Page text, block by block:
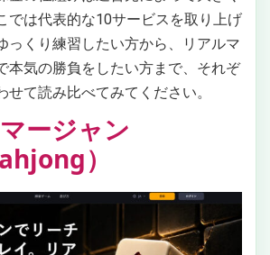
では代表的な10サービスを取り上げ
っくり練習したい方から、リアルマ
本気の勝負をしたい方まで、それぞ
せて読み比べてみてください。
ージャン
）